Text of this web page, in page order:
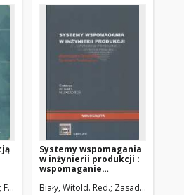
Furman, Joanna
Systemy wspomagania
w inżynierii produkcji :
wspomaganie
produkcyjnymi
Biały, Witold. Red. Zasadzień,